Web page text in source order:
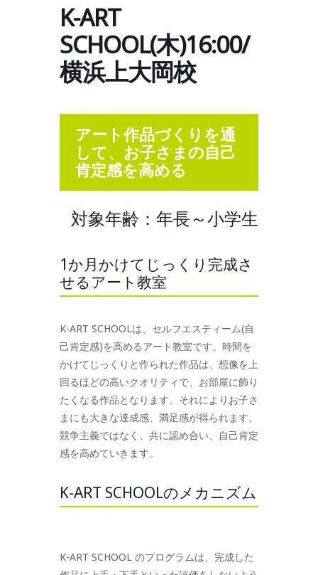
K-ART
SCHOOL(木)16:00/
横浜上大岡校
アート作品づくりを通
して、お子さまの自己
肯定感を高める
対象年齢：年長～小学生
1か月かけてじっくり完成さ
せるアート教室
K-ART SCHOOLは、セルフエスティーム(自
己肯定感)を高めるアート教室です。時間を
かけてじっくりと作られた作品は、想像を上
回るほどの高いクオリティで、お部屋に飾り
たくなる作品となります。それによりお子さ
まにも大きな達成感、満足感が得られます。
競争主義ではなく、共に認め合い、自己肯定
感を高めていきます。
K-ART SCHOOLのメカニズム
K-ART SCHOOL のプログラムは、完成した